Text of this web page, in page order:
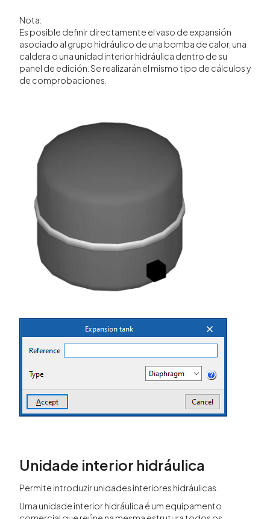
Nota:
Es posible definir directamente el vaso de expansión
asociado al grupo hidráulico de una bomba de calor, una
caldera o una unidad interior hidráulica dentro de su
panel de edición. Se realizarán el mismo tipo de cálculos y
de comprobaciones.
Unidade interior hidráulica
Permite introduzir unidades interiores hidráulicas.
Uma unidade interior hidráulica é um equipamento